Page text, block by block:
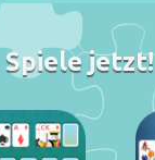
jetzt!